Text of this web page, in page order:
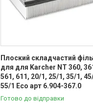
Плоский складчастий
для для Karcher NT 360,
561, 611, 20/1, 25/1, 35/1,
55/1 Eco арт 6.904-367.0
Готово до відправки